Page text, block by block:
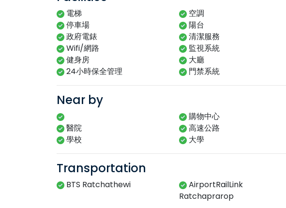
電梯 空調
停車場
陽台
政府電錶
清潔服務
Wifi/網路
監視系統
健身房
大廳
24小時保全管理
門禁系統
Near by
購物中心
醫院
高速公路
學校
大學
Transportation
BTS Ratchathewi
AirportRailLink
Ratchaprarop